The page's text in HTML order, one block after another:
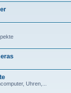
Uhren,...